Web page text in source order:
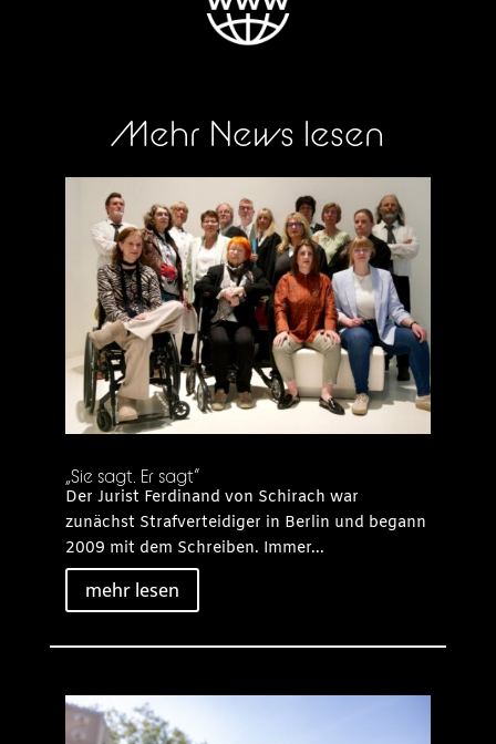
Mehr News lesen
„Sie sagt. Er sagt“
Der Jurist Ferdinand von Schirach war
zunächst Strafverteidiger in Berlin und begann
2009 mit dem Schreiben. Immer...
mehr lesen